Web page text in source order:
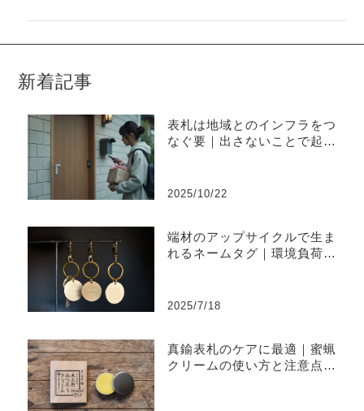
新着記事
表札は地域とのインフラをつ
なぐ要｜出さないことで起き
2025/10/22
端材のアップサイクルで生ま
れるネームタグ｜環境負荷を
2025/7/18
真鍮表札のケアに最適｜蜜蝋
クリームの使い方と注意点ま